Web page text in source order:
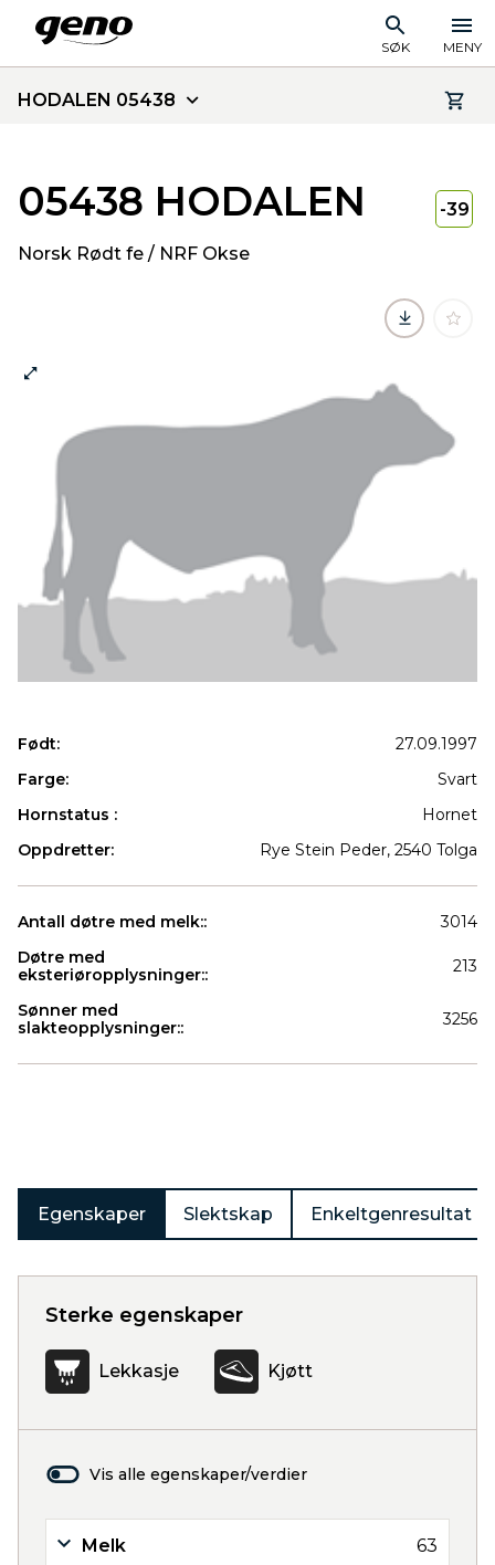
SØK MENY
HODALEN 05438
05438 HODALEN
Norsk Rødt fe / NRF Okse
-39
Født:
27.09.1997
Farge:
Svart
Hornstatus :
Hornet
Oppdretter:
Rye Stein Peder, 2540 Tolga
Antall døtre med melk::
3014
Døtre med
eksteriøropplysninger::
213
Sønner med
slakteopplysninger::
3256
Egenskaper Slektskap Enkeltgenresultat
Sterke egenskaper
Lekkasje Kjøtt
Vis alle egenskaper/verdier
Melk 63